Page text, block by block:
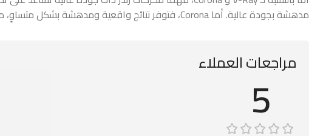
مدهشة بجودة عالية. أما Corona، فتوفر نتائج واقعية ومدهشة بشكل متساوٍ، مع توفير وقت قليل لإعدادات الرندر، مما يجعلها خيارًا مثاليًا للمشاريع التي تتطلب سرعة الإنتاج مع الحفاظ على جودة عالية.
مراجعات العملاء
5